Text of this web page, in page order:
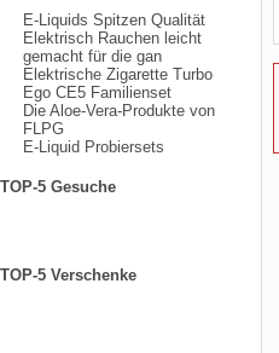
E-Liquids Spitzen Qualität
Elektrisch Rauchen leicht
gemacht für die gan
Elektrische Zigarette Turbo
Ego CE5 Familienset
Die Aloe-Vera-Produkte von
FLPG
E-Liquid Probiersets
TOP-5 Gesuche
TOP-5 Verschenke